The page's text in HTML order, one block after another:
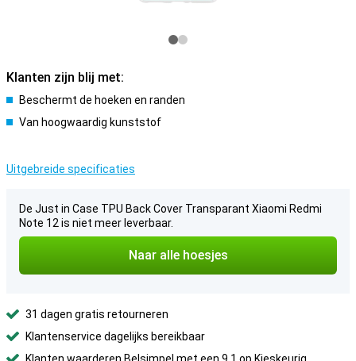
Klanten zijn blij met:
Beschermt de hoeken en randen
Van hoogwaardig kunststof
Uitgebreide specificaties
De Just in Case TPU Back Cover Transparant Xiaomi Redmi
Note 12 is niet meer leverbaar.
Naar alle hoesjes
31 dagen gratis retourneren
Klantenservice dagelijks bereikbaar